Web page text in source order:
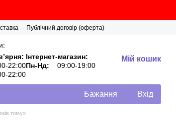
Публічний договір (оферта)
Інтернет-магазин:
22:00Пн-Нд:
09:00-19:00
22:00
Мій кошик
Бажання Вхід
тому»